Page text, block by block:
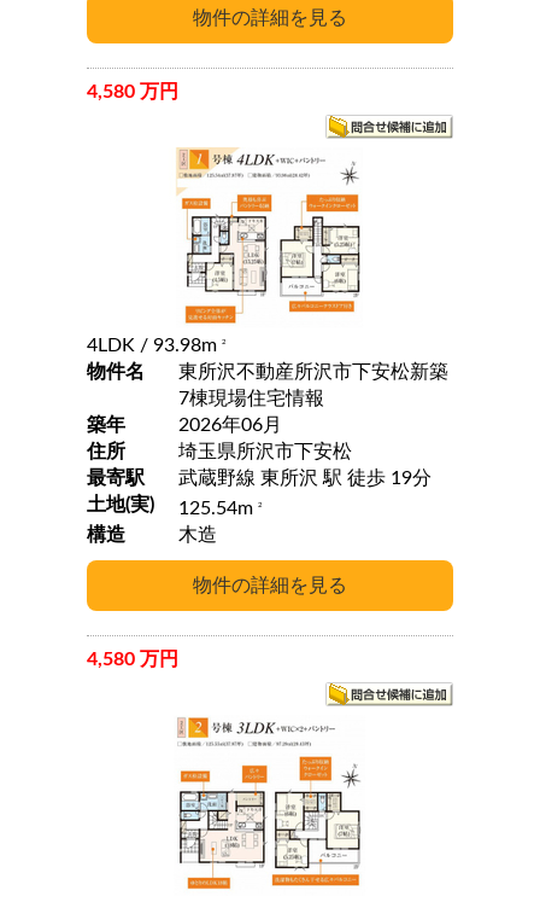
4,580 万円
4LDK / 93.98m 2
物件名
東所沢不動産所沢市下安松新築
7棟現場住宅情報
築年
2026年06月
住所
埼玉県所沢市下安松
最寄駅
武蔵野線 東所沢 駅 徒歩 19分
土地(実)
125.54m 2
構造 木造
4,580 万円